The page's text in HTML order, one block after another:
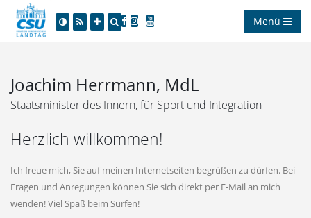
Menü
Joachim Herrmann, MdL
Staatsminister des Innern, für Sport und Integration
Herzlich willkommen!
Ich freue mich, Sie auf meinen Internetseiten begrüßen zu dürfen. Bei
Fragen und Anregungen können Sie sich direkt per E-Mail an mich
wenden! Viel Spaß beim Surfen!